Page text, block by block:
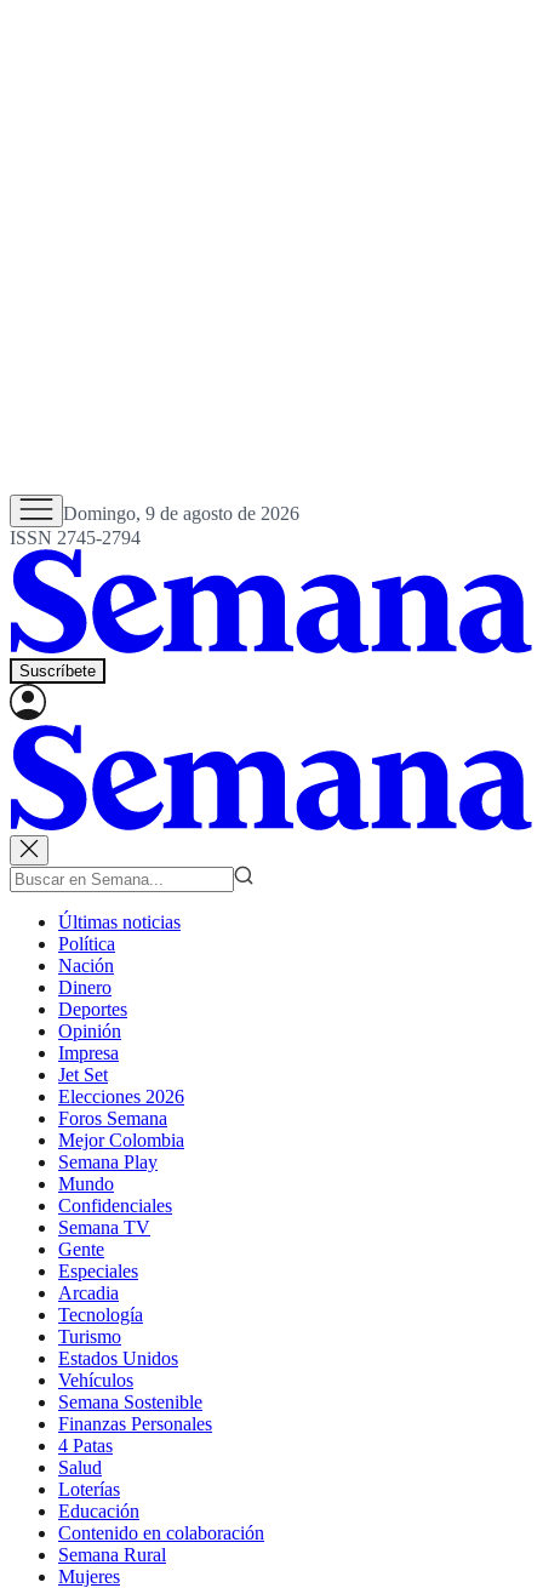
Domingo, 9 de agosto de 2026
ISSN 2745-2794
Suscríbete
Últimas noticias
Política
Nación
Dinero
Deportes
Opinión
Impresa
Jet Set
Elecciones 2026
Foros Semana
Mejor Colombia
Semana Play
Mundo
Confidenciales
Semana TV
Gente
Especiales
Arcadia
Tecnología
Turismo
Estados Unidos
Vehículos
Semana Sostenible
Finanzas Personales
4 Patas
Salud
Loterías
Educación
Contenido en colaboración
Semana Rural
Mujeres